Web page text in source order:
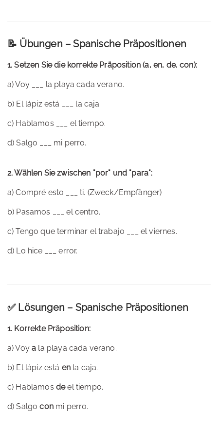
📝 Übungen – Spanische Präpositionen
1. Setzen Sie die korrekte Präposition (a, en, de, con):
a) Voy ___ la playa cada verano.
b) El lápiz está ___ la caja.
c) Hablamos ___ el tiempo.
d) Salgo ___ mi perro.
2. Wählen Sie zwischen "por" und "para":
a) Compré esto ___ ti. (Zweck/Empfänger)
b) Pasamos ___ el centro.
c) Tengo que terminar el trabajo ___ el viernes.
d) Lo hice ___ error.
✅ Lösungen – Spanische Präpositionen
1. Korrekte Präposition:
a) Voya la playa cada verano.
b) El lápiz está en la caja.
c) Hablamos deel tiempo.
d) Salgoconmi perro.